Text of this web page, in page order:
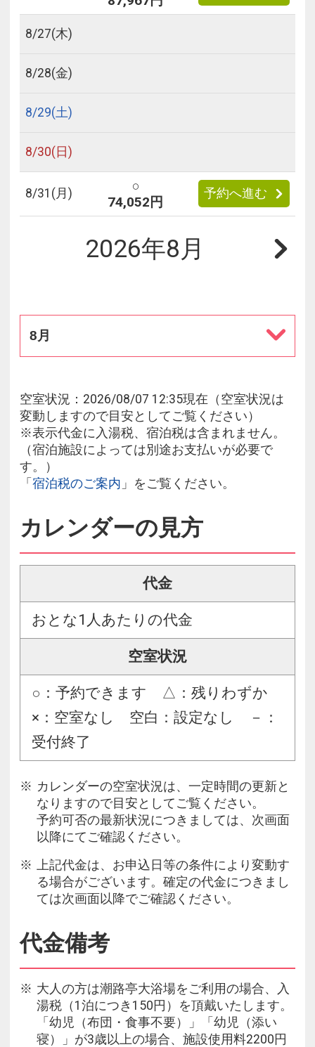
8/27(木)
8/28(金)
8/29(土)
8/30(日)
8/31 (月)
○
74,052円
予約へ進む
2026年8月
8月
空室状況：2026/08/07 12:35現在（空室状況は
変動しますので目安としてご覧ください）
※表示代金に入湯税、宿泊税は含まれません。
（宿泊施設によっては別途お支払いが必要で
す。）
「 宿泊税のご案内 」をご覧ください。
カレンダーの見方
代金
おとな1人あたりの代金
空室状況
○：予約できます △：残りわずか
×：空室なし 空白：設定なし －：
受付終了
カレンダーの空室状況は、一定時間の更新と
なりますので目安としてご覧ください。
予約可否の最新状況につきましては、次画面
以降にてご確認ください。
上記代金は、お申込日等の条件により変動す
る場合がございます。確定の代金につきまし
ては次画面以降でご確認ください。
代金備考
大人の方は潮路亭大浴場をご利用の場合、入
湯税（1泊につき150円）を頂戴いたします。
「幼児（布団・食事不要）」「幼児（添い
寝）」が3歳以上の場合、施設使用料2200円